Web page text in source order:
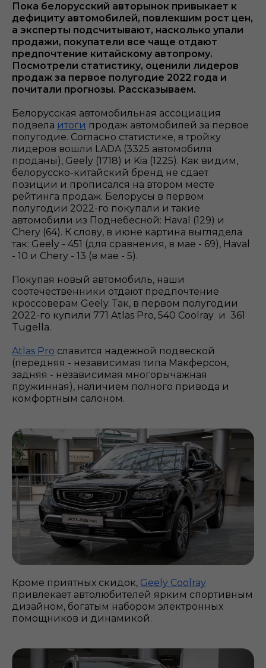
Пока белорусский авторынок привыкает к
дефициту автомобилей, повлекшим рост цен,
а эксперты подсчитывают, насколько упали
продажи, покупатели все чаще отдают
предпочтение китайскому автопрому.
Посмотрели статистику, оценили лидеров
продаж за первое полугодие 2022 года и
почитали прогнозы. Рассказываем.
Белорусская автомобильная ассоциация
подвела итоги продаж автомобилей за первое
полугодие. Согласно статистике, в тройку
лидеров вошли LADA (3325 автомобиля
проданы), Geely (1718) и Kia (1225). Как видим,
белорусско-китайский бренд не сдает
позиции и прописался на втором месте
рейтинга продаж. Белорусы в первом
полугодии 2022-го покупали и такие
автомобили из Поднебесной: Haval (129) и
Chery (64). К слову, в июне картина выглядела
так: Geely - 451 (для сравнения, в мае - 69), Haval
- 10 и Chery - 13 (в мае - 5).
Покупая новый автомобиль, наши
соотечественники отдают предпочтение
кроссоверам Geely. Так, в первом полугодии
2022-го купили 771 Atlas Pro, 540 Coolray и 361
Tugella.
Atlas Pro славится надежной подвеской
(передняя - независимая типа Макферсон,
задняя - независимая многорычажная
пружинная), наличием полного привода и
комфортным салоном.
Кроме приятных скидок, Geely Coolray
привлекает автолюбителей ярким спортивным
дизайном, богатым набором электронных
помощников и динамикой.